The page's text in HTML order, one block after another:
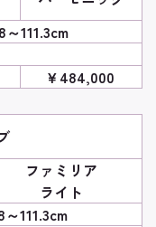
111.3cm
￥484,000
ファミリア
ライト
111.3cm